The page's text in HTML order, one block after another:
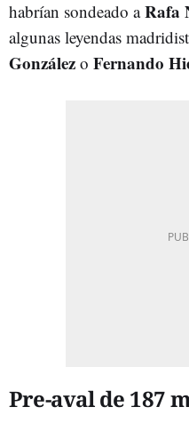
habrían sondeado aRafa
algunas leyendas
González o Fernando
Pre-aval de 187